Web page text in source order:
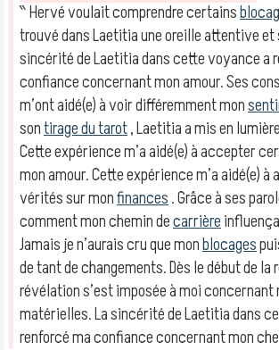
‶ Hervé voulait comprendre certains
trouvé dans Laetitia une oreille attentive et
sincérité de Laetitia dans cette voyance a
confiance concernant mon amour. Ses
m’ont aidé(e) à voir différemment mon
sontirage du tarot, Laetitia a mis en
Cette expérience m’a aidé(e) à accepter
mon amour. Cette expérience m’a aidé(e)
vérités sur monfinances. Grâce à ses
comment mon chemin decarrière
Jamais je n’aurais cru que monblocages
de tant de changements. Dès le début de la
révélation s’est imposée à moi concernant
matérielles. La sincérité de Laetitia dans
renforcé ma confiance concernant mon